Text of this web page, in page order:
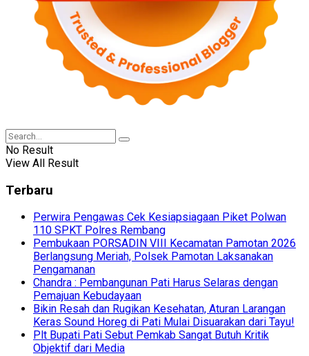
No Result
View All Result
Terbaru
Perwira Pengawas Cek Kesiapsiagaan Piket Polwan
110 SPKT Polres Rembang
Pembukaan PORSADIN VIII Kecamatan Pamotan 2026
Berlangsung Meriah, Polsek Pamotan Laksanakan
Pengamanan
Chandra : Pembangunan Pati Harus Selaras dengan
Pemajuan Kebudayaan
Bikin Resah dan Rugikan Kesehatan, Aturan Larangan
Keras Sound Horeg di Pati Mulai Disuarakan dari Tayu!
Plt Bupati Pati Sebut Pemkab Sangat Butuh Kritik
Objektif dari Media